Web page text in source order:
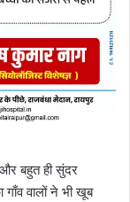
बहुत ही सुंदर
वालों ने भी खूब